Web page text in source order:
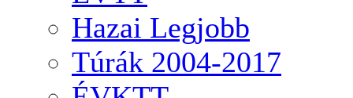
Hazai Legjobb
Túrák 2004-2017